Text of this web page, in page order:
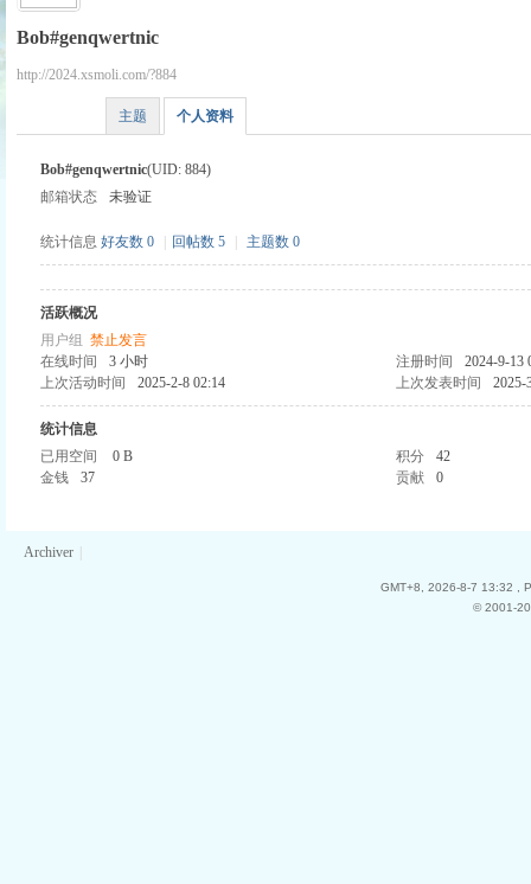
Bob#genqwertnic
http://2024.xsmoli.com/?884
主题 个人资料
Bob#genqwertnic(UID: 884)
邮箱状态
未验证
统计信息 好友数 0 回帖数 5 主题数 0
活跃概况
用户组 禁止发言
在线时间
3 小时 注册时间
2024-9-13
上次活动时间
2025-2-8 02:14 上次发表时间 2025-
统计信息
已用空间
0 B 积分
42
金钱
37 贡献 0
Archiver
GMT+8, 2026-8-7 13:32
,
© 2001-